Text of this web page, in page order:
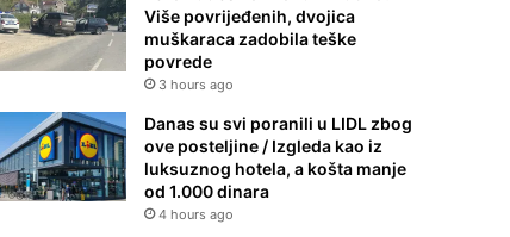
Više povrijeđenih, dvojica
muškaraca zadobila teške
povrede
3 hours ago
Danas su svi poranili u LIDL zbog
ove posteljine / Izgleda kao iz
luksuznog hotela, a košta manje
od 1.000 dinara
4 hours ago